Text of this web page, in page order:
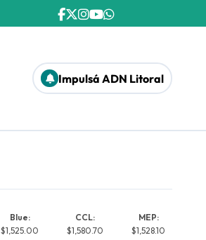
Impulsá ADN Litoral
Blue:
$1,525.00
CCL:
$1,580.70
MEP:
$1,528.10